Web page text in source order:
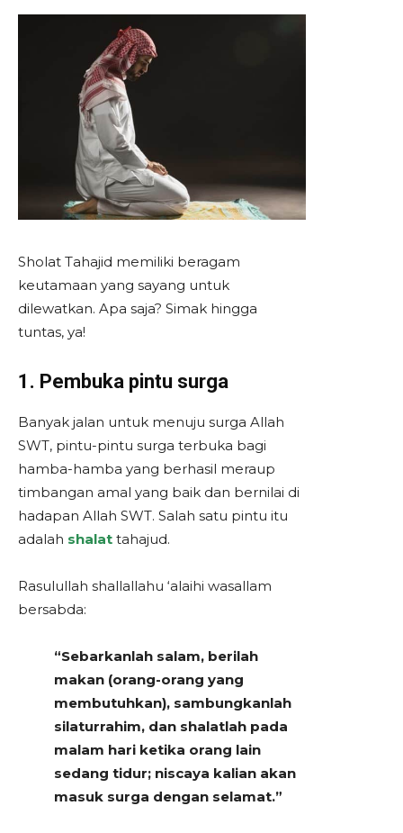
Sholat Tahajid memiliki beragam
keutamaan yang sayang untuk
dilewatkan. Apa saja? Simak hingga
tuntas, ya!
1. Pembuka pintu surga
Banyak jalan untuk menuju surga Allah
SWT, pintu-pintu surga terbuka bagi
hamba-hamba yang berhasil meraup
timbangan amal yang baik dan bernilai di
hadapan Allah SWT. Salah satu pintu itu
adalah shalat tahajud.
Rasulullah shallallahu ‘alaihi wasallam
bersabda:
“Sebarkanlah salam, berilah
makan (orang-orang yang
membutuhkan), sambungkanlah
silaturrahim, dan shalatlah pada
malam hari ketika orang lain
sedang tidur; niscaya kalian akan
masuk surga dengan selamat.”